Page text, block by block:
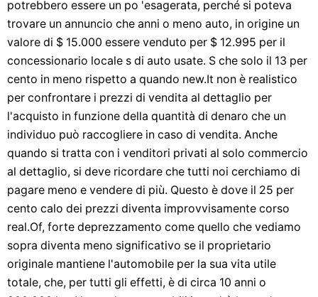
potrebbero essere un po 'esagerata, perché si poteva
trovare un annuncio che anni o meno auto, in origine un
valore di $ 15.000 essere venduto per $ 12.995 per il
concessionario locale s di auto usate. S che solo il 13 per
cento in meno rispetto a quando new.It non è realistico
per confrontare i prezzi di vendita al dettaglio per
l'acquisto in funzione della quantità di denaro che un
individuo può raccogliere in caso di vendita. Anche
quando si tratta con i venditori privati ​​al solo commercio
al dettaglio, si deve ricordare che tutti noi cerchiamo di
pagare meno e vendere di più. Questo è dove il 25 per
cento calo dei prezzi diventa improvvisamente corso
real.Of, forte deprezzamento come quello che vediamo
sopra diventa meno significativo se il proprietario
originale mantiene l'automobile per la sua vita utile
totale, che, per tutti gli effetti, è di circa 10 anni o